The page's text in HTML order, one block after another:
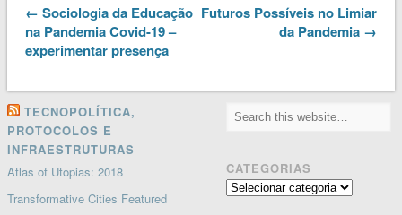
← Sociologia da Educação
na Pandemia Covid-19 –
experimentar presença
Futuros Possíveis no Limiar
da Pandemia →
TECNOPOLÍTICA,
PROTOCOLOS E
INFRAESTRUTURAS
Atlas of Utopias: 2018
Transformative Cities Featured
CATEGORIAS
Categorias